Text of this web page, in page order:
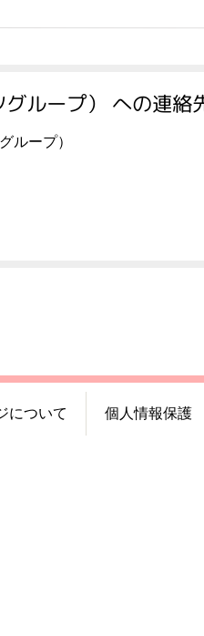
ループ） への連絡
ループ）
について 個人情報保護